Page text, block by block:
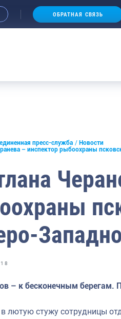
ОБРАТНАЯ СВЯЗЬ
пресс-служба
Новости
– инспектор рыбоохраны
– к бесконечным берегам.
в лютую стужу сотрудницы